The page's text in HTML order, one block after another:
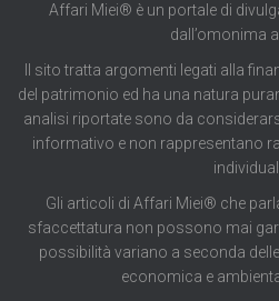
Affari Miei® è un portale di
dall’omonima
Il sito tratta argomenti legati alla
del patrimonio ed ha una natura
analisi riportate sono da
informativo e non rappresentano
Gli articoli di Affari Miei® che
sfaccettatura non possono mai
possibilità variano a seconda
economica e